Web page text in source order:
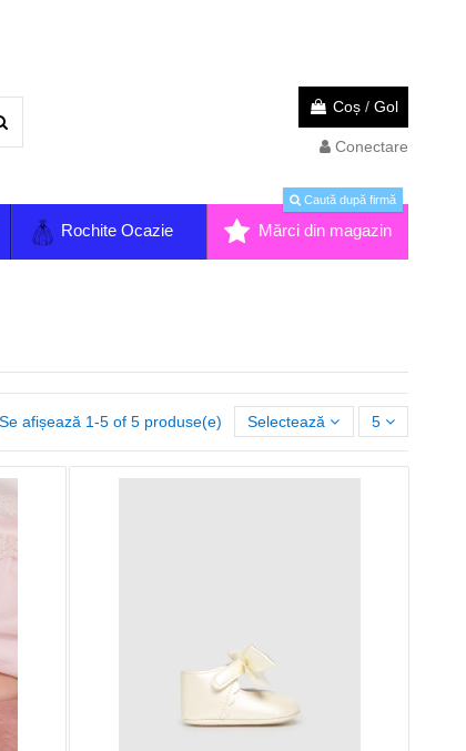
Coș / Gol
Conectare
Rochite Ocazie Mărci din magazin
Caută după firmă
Se afișează 1-5 of 5 produse(e) Selectează 5